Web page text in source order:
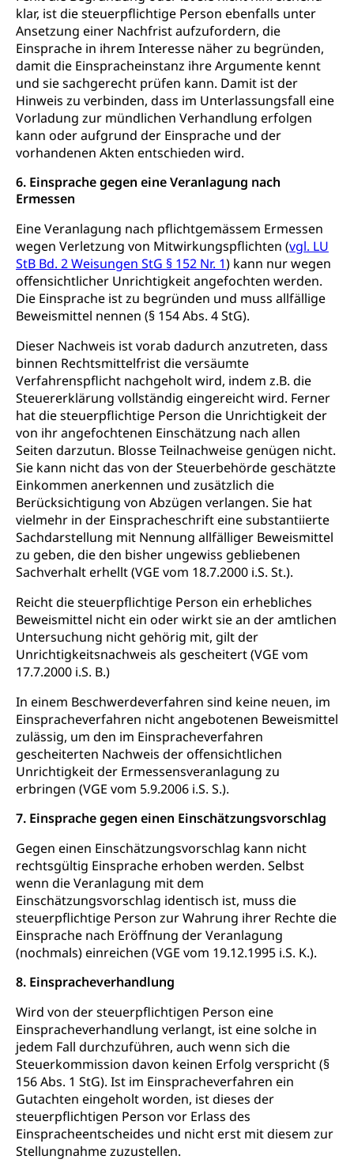
klar, ist die steuerpflichtige Person ebenfalls unter
Ansetzung einer Nachfrist aufzufordern, die
Einsprache in ihrem Interesse näher zu begründen,
damit die Einspracheinstanz ihre Argumente kennt
und sie sachgerecht prüfen kann. Damit ist der
Hinweis zu verbinden, dass im Unterlassungsfall eine
Vorladung zur mündlichen Verhandlung erfolgen
kann oder aufgrund der Einsprache und der
vorhandenen Akten entschieden wird.
6. Einsprache gegen eine Veranlagung nach
Ermessen
Eine Veranlagung nach pflichtgemässem Ermessen
wegen Verletzung von Mitwirkungspflichten (vgl. LU
StB Bd. 2 Weisungen StG § 152 Nr. 1) kann nur wegen
offensichtlicher Unrichtigkeit angefochten werden.
Die Einsprache ist zu begründen und muss allfällige
Beweismittel nennen (§ 154 Abs. 4 StG).
Dieser Nachweis ist vorab dadurch anzutreten, dass
binnen Rechtsmittelfrist die versäumte
Verfahrenspflicht nachgeholt wird, indem z.B. die
Steuererklärung vollständig eingereicht wird. Ferner
hat die steuerpflichtige Person die Unrichtigkeit der
von ihr angefochtenen Einschätzung nach allen
Seiten darzutun. Blosse Teilnachweise genügen nicht.
Sie kann nicht das von der Steuerbehörde geschätzte
Einkommen anerkennen und zusätzlich die
Berücksichtigung von Abzügen verlangen. Sie hat
vielmehr in der Einspracheschrift eine substantiierte
Sachdarstellung mit Nennung allfälliger Beweismittel
zu geben, die den bisher ungewiss gebliebenen
Sachverhalt erhellt (VGE vom 18.7.2000 i.S. St.).
Reicht die steuerpflichtige Person ein erhebliches
Beweismittel nicht ein oder wirkt sie an der amtlichen
Untersuchung nicht gehörig mit, gilt der
Unrichtigkeitsnachweis als gescheitert (VGE vom
17.7.2000 i.S. B.)
In einem Beschwerdeverfahren sind keine neuen, im
Einspracheverfahren nicht angebotenen Beweismittel
zulässig, um den im Einspracheverfahren
gescheiterten Nachweis der offensichtlichen
Unrichtigkeit der Ermessensveranlagung zu
erbringen (VGE vom 5.9.2006 i.S. S.).
7. Einsprache gegen einen Einschätzungsvorschlag
Gegen einen Einschätzungsvorschlag kann nicht
rechtsgültig Einsprache erhoben werden. Selbst
wenn die Veranlagung mit dem
Einschätzungsvorschlag identisch ist, muss die
steuerpflichtige Person zur Wahrung ihrer Rechte die
Einsprache nach Eröffnung der Veranlagung
(nochmals) einreichen (VGE vom 19.12.1995 i.S. K.).
8. Einspracheverhandlung
Wird von der steuerpflichtigen Person eine
Einspracheverhandlung verlangt, ist eine solche in
jedem Fall durchzuführen, auch wenn sich die
Steuerkommission davon keinen Erfolg verspricht (§
156 Abs. 1 StG). Ist im Einspracheverfahren ein
Gutachten eingeholt worden, ist dieses der
steuerpflichtigen Person vor Erlass des
Einspracheentscheides und nicht erst mit diesem zur
Stellungnahme zuzustellen.